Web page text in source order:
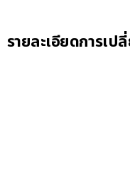
รายละเอียดการเ